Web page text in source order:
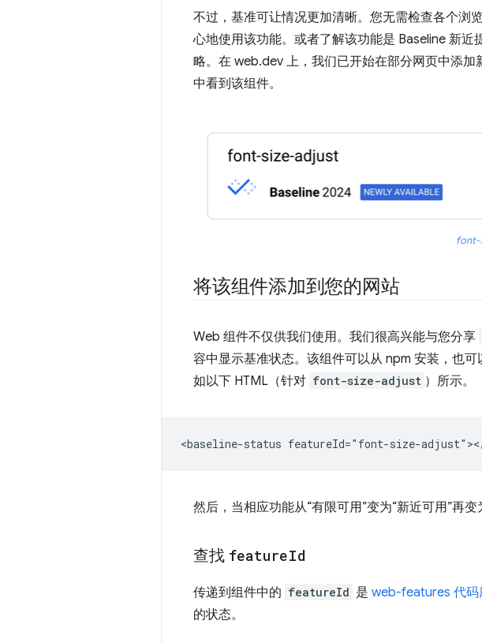
不过，基准可让情况更加清晰。您无需检查各个浏
心地使用该功能。或者了解该功能是 Baseline 新
略。在 web.dev 上，我们已开始在部分网页中添加
中看到该组件。
font-
将该组件添加到您的网站
Web 组件不仅供我们使用。我们很高兴能与您分享
容中显示基准状态。该组件可以从 npm 安装，也
如以下 HTML（针对 font-size-adjust ）所示。
然后，当相应功能从“有限可用”变为“新近可用”再变
查找 featureId
传递到组件中的 featureId 是 web-features 代码
的状态。